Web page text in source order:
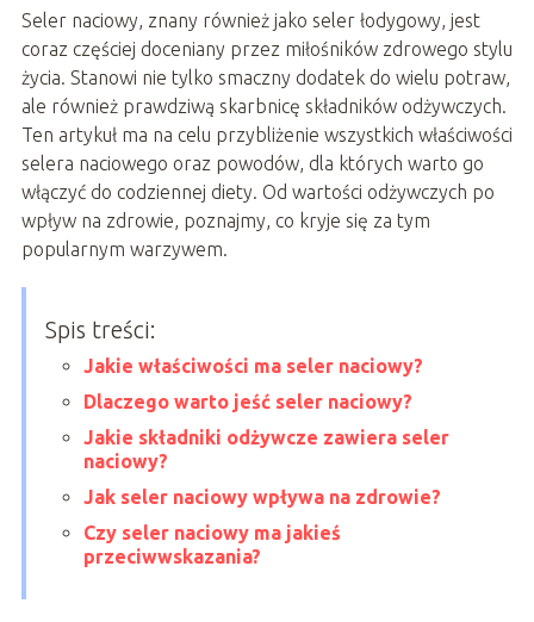
Seler naciowy, znany również jako seler łodygowy, jest
coraz częściej doceniany przez miłośników zdrowego stylu
życia. Stanowi nie tylko smaczny dodatek do wielu potraw,
ale również prawdziwą skarbnicę składników odżywczych.
Ten artykuł ma na celu przybliżenie wszystkich właściwości
selera naciowego oraz powodów, dla których warto go
włączyć do codziennej diety. Od wartości odżywczych po
wpływ na zdrowie, poznajmy, co kryje się za tym
popularnym warzywem.
Spis treści:
Jakie właściwości ma seler naciowy?
Dlaczego warto jeść seler naciowy?
Jakie składniki odżywcze zawiera seler
naciowy?
Jak seler naciowy wpływa na zdrowie?
Czy seler naciowy ma jakieś
przeciwwskazania?